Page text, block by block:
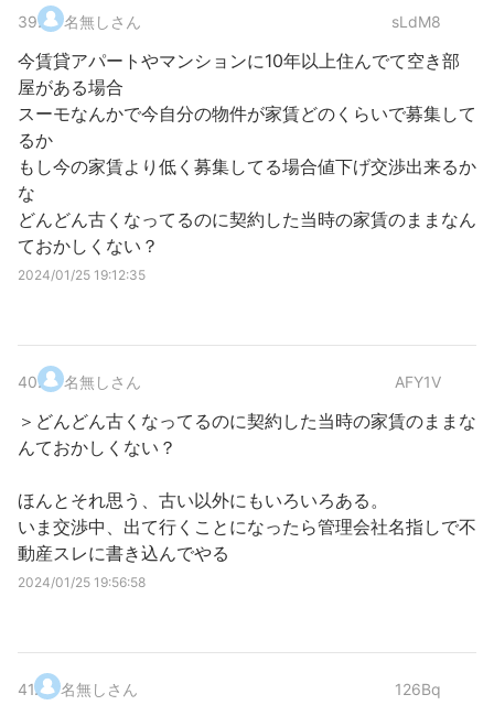
39. 名無しさん sLdM8
今賃貸アパートやマンションに10年以上住んでて空き部
屋がある場合
スーモなんかで今自分の物件が家賃どのくらいで募集して
るか
もし今の家賃より低く募集してる場合値下げ交渉出来るか
な
どんどん古くなってるのに契約した当時の家賃のままなん
ておかしくない？
2024/01/25 19:12:35
40. 名無しさん AFY1V
＞どんどん古くなってるのに契約した当時の家賃のままな
んておかしくない？
ほんとそれ思う、古い以外にもいろいろある。
いま交渉中、出て行くことになったら管理会社名指しで不
動産スレに書き込んでやる
2024/01/25 19:56:58
41. 名無しさん 126Bq